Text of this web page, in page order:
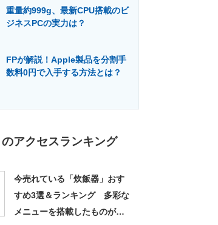
重量約999g、最新CPU搭載のビ
ジネスPCの実力は？
FPが解説！Apple製品を分割手
数料0円で入手する方法とは？
のアクセスランキング
今売れている「炊飯器」おす
すめ3選＆ランキング 多彩な
メニューを搭載したものが人